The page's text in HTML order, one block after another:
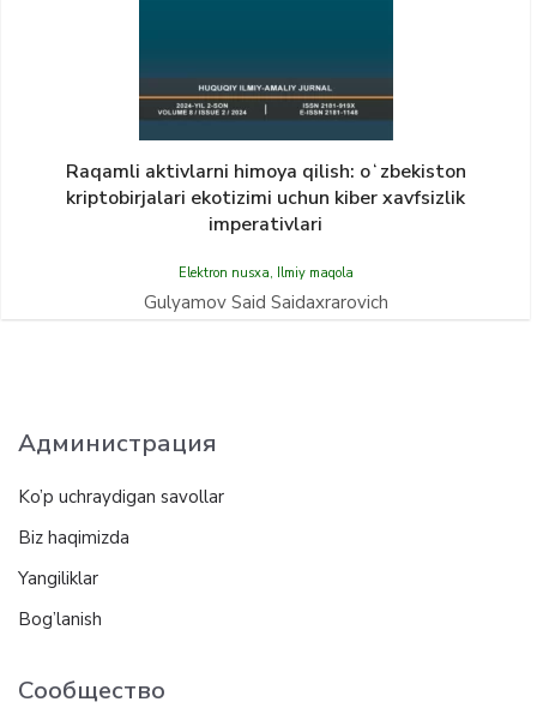
Raqamli aktivlarni himoya qilish: oʻzbekiston
kriptobirjalari ekotizimi uchun kiber xavfsizlik
imperativlari
Elektron nusxa, Ilmiy maqola
Gulyamov Said Saidaxrarovich
Администрация
Ko’p uchraydigan savollar
Biz haqimizda
Yangiliklar
Bog’lanish
Сообщество